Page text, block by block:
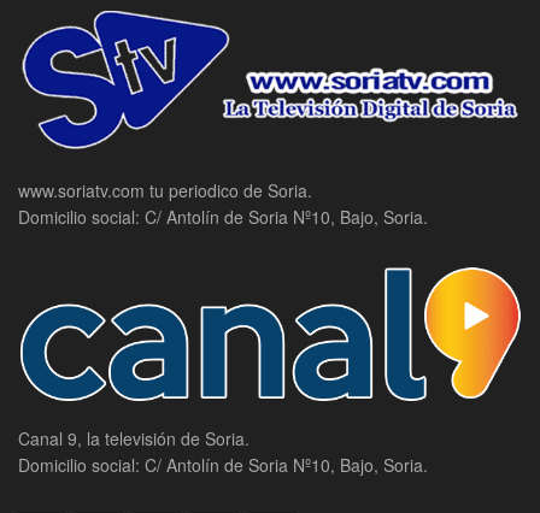
www.soriatv.com tu periodico de Soria.
Domicilio social: C/ Antolín de Soria Nº10, Bajo, Soria.
Canal 9, la televisión de Soria.
Domicilio social: C/ Antolín de Soria Nº10, Bajo, Soria.